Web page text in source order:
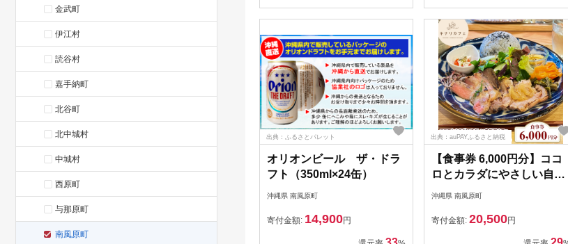
金武町
伊江村
読谷村
嘉手納町
北谷町
北中城村
中城村
西原町
与那原町
南風原町
出典：ふるさとパレット
オリオンビール ザ・ドラ
フト（350ml×24缶）
沖縄県 南風原町
寄付金額: 14,900円
出典：auPAYふるさと納税
【食事券 6,000円分】ココ
ロとカラダにやさしい自然
派カフェ キナリカフェ
沖縄県 南風原町
寄付金額:20,500円